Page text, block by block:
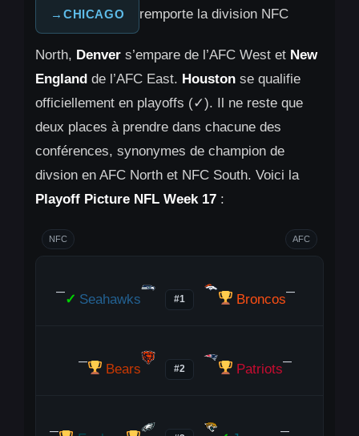
CHICAGO remporte la division NFC
North, Denver s’empare de l’AFC West et New
England de l’AFC East. Houston se qualifie
officiellement en playoffs (✓). Il ne reste que
deux places à prendre dans chacune des
conférences, synonymes de champion de
divsion en AFC North et NFC South. Voici la
Playoff Picture NFL Week 17 :
NFC AFC
—✓ Seahawks #1 Broncos—
— Bears #2 Patriots—
— —